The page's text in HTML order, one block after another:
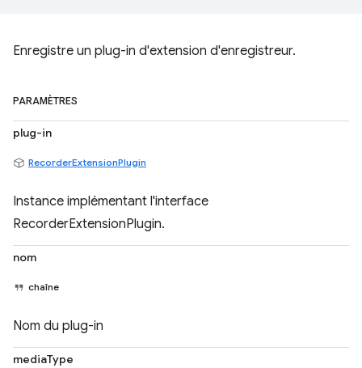
Enregistre un plug-in d'extension d'enregistreur.
PARAMÈTRES
plug-in
RecorderExtensionPlugin
Instance implémentant l'interface
RecorderExtensionPlugin.
nom
chaîne
Nom du plug-in
mediaType